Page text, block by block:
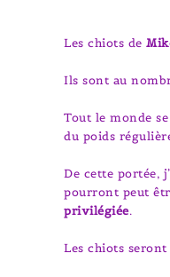
Les chiots de
Ils sont au
Tout le monde
du poids
De cette portée,
pourront peut
privilégiée.
Les chiots seront